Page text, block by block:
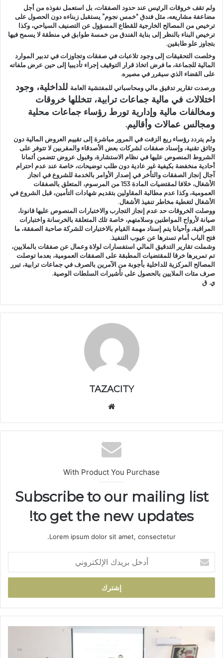
ولم تقف خروقات الرئيس عند حدود الصفقات، بل استعمل نفوذه من أجل
مضاعفة مشاريعه، مثل فندق “خمس نجوم” يستقبل زبناءه دون الحصول على
ترخيص من المصالح الخارجية للقطاع المسؤول عن التصنيف السياحي، وكذا
ترخيص البناء بالنظر إلى بناية الفندق من خمسة طوابق في منطقة لا يسمح فيها
بتجاوز علو طابقين.
وخلصت التحقيقات إلى وجود تلاعبات في صفقات وتجاوزات في تدبير الموارد
المالية للجماعة، ما فرض اتخاذ قرار التوقيف إجراء تأديبيا إلى حين عرض ملفاته
على القضاء الذي سيقرر في مصيره.
ورصدت تقارير تدقيق مالي ومحاسباتي للمفتشية العامة للداخلية، وجود
اختلالات في مالية جماعات ترابية، تتخللها خروقات
ومخالفات مالية وإدارية تورط رؤساء جماعات محلية
ومجالس عمالات وأقاليم.
ولم يتردد رؤساء ريع الزفت في المرور مباشرة إلى تقييم العروض المالية دون
وثائق تقنية، وإسناد صفقات لشركات بعض الأصدقاء والمقربين لا تتوفر على
الشروط المنصوص عليها في نظام الاستشارة، وقبول عروض تتضمن أثمانا
أحادية منخفضة بكيفية غير عادية دون طلب توضيحات، خاصة عند عدم احترام
آجال إنجاز الصفقات والتأخر في إصدار الأوامر بالخدمة للشروع في انجاز
الأشغال، خلافا لمقتضيات المادة 153 من المرسوم، المتعلق بالصفقات
العمومية، وكذا عدم مطالبة المقاولين بتقديم شهادات التأمين، قبل الشروع في
الأشغال لتغطية مخاطر تنفيذ الأشغال.
ووصلت الخروقات حد عدم إنجاز التجارب والاختبارات المنصوص عليها قانونا،
صيانة لأرواح المواطنين وسلامتهم، خاصة تلك المتعلقة بالخرسانة واختبارات
المراقبة، وأحيانا يتم إسناد مهمة القيام بالاختبارات للشركة صاحبة الصفقة، ما
فتح الباب أمام تسترها عن عيوب التنفيذ.
وشملت تقارير التدقيق المالي استفسارات لولاة وعمال عن صفقات بالملايين،
تم تمريرها خرقا للمقتضيات المطبقة على الصفقات العمومية، بعدما توصلت
المصالح المركزية للداخلية بأجوبة من الآمرين بالصرف في جماعات ترابية، تبرر
صرف مئات الملايين بالحصول على تأشيرات السلطات الوصية.
ي. ق
TAZACITY
الوي
ب
With Product You Purchase
Subscribe to our mailing list
to get the new updates!
Lorem ipsum dolor sit amet, consectetur.
خ
ب
ر
د
ك
ف
ا